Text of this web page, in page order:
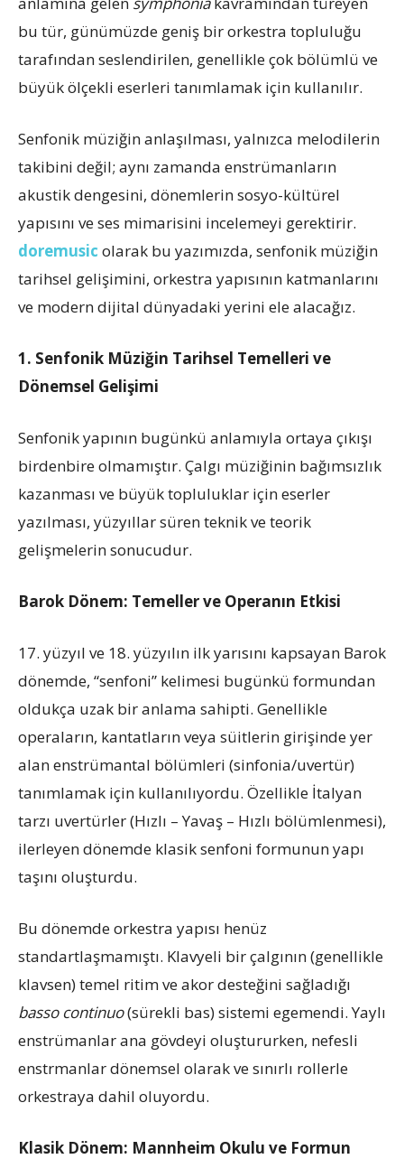
bu tür, günümüzde geniş bir orkestra topluluğu
tarafından seslendirilen, genellikle çok bölümlü ve
büyük ölçekli eserleri tanımlamak için kullanılır.
Senfonik müziğin anlaşılması, yalnızca melodilerin
takibini değil; aynı zamanda enstrümanların
akustik dengesini, dönemlerin sosyo-kültürel
yapısını ve ses mimarisini incelemeyi gerektirir.
doremusic olarak bu yazımızda, senfonik müziğin
tarihsel gelişimini, orkestra yapısının katmanlarını
ve modern dijital dünyadaki yerini ele alacağız.
1. Senfonik Müziğin Tarihsel Temelleri ve
Dönemsel Gelişimi
Senfonik yapının bugünkü anlamıyla ortaya çıkışı
birdenbire olmamıştır. Çalgı müziğinin bağımsızlık
kazanması ve büyük topluluklar için eserler
yazılması, yüzyıllar süren teknik ve teorik
gelişmelerin sonucudur.
Barok Dönem: Temeller ve Operanın Etkisi
17. yüzyıl ve 18. yüzyılın ilk yarısını kapsayan Barok
dönemde, “senfoni” kelimesi bugünkü formundan
oldukça uzak bir anlama sahipti. Genellikle
operaların, kantatların veya süitlerin girişinde yer
alan enstrümantal bölümleri (sinfonia/uvertür)
tanımlamak için kullanılıyordu. Özellikle İtalyan
tarzı uvertürler (Hızlı – Yavaş – Hızlı bölümlenmesi),
ilerleyen dönemde klasik senfoni formunun yapı
taşını oluşturdu.
Bu dönemde orkestra yapısı henüz
standartlaşmamıştı. Klavyeli bir çalgının (genellikle
klavsen) temel ritim ve akor desteğini sağladığı
basso continuo(sürekli bas) sistemi egemendi. Yaylı
enstrümanlar ana gövdeyi oluştururken, nefesli
enstrmanlar dönemsel olarak ve sınırlı rollerle
orkestraya dahil oluyordu.
Klasik Dönem: Mannheim Okulu ve Formun